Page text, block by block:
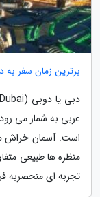
برترین زمان سفر به
عربی به شمار می
است. آسمان خراش
منظره ها طبیعی
تجربه ای منحصربه